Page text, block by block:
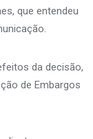
que entendeu
da decisão,
de Embargos